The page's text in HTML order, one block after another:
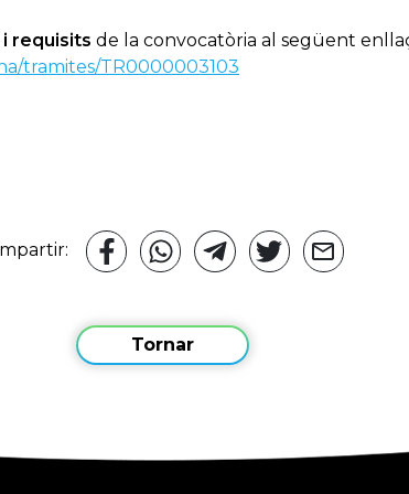
requisits de la convocatòria al següent
tramites/TR0000003103
Tornar